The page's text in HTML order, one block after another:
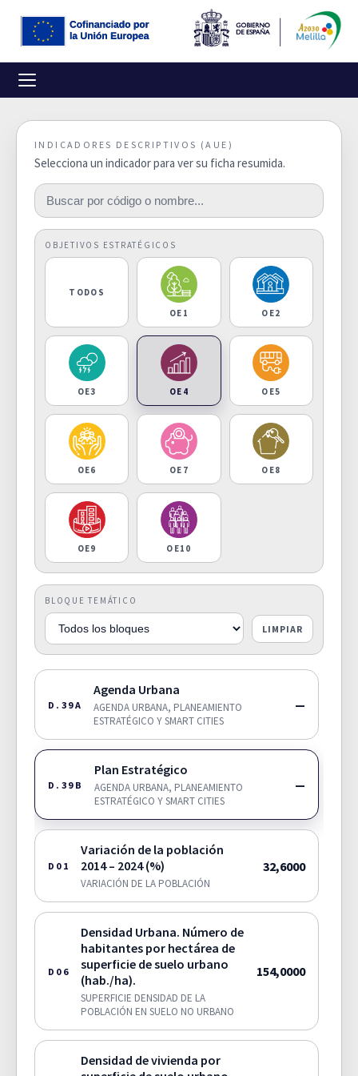
INDICADORES DESCRIPTIVOS (AUE)
Selecciona un indicador para ver su ficha resumida.
OBJETIVOS ESTRATÉGICOS
TODOS
OE1
OE2
OE3 OE4 OE5
OE6 OE7 OE8
OE9 OE10
BLOQUE TEMÁTICO
LIMPIAR
D.39A
Agenda Urbana
AGENDA URBANA, PLANEAMIENTO
ESTRATÉGICO Y SMART CITIES
—
D.39B
Plan Estratégico
AGENDA URBANA, PLANEAMIENTO
ESTRATÉGICO Y SMART CITIES
—
D01
Variación de la población
2014 – 2024 (%)
VARIACIÓN DE LA POBLACIÓN
32,6000
D06
Densidad Urbana. Número de
habitantes por hectárea de
superficie de suelo urbano
(hab./ha).
SUPERFICIE DENSIDAD DE LA
POBLACIÓN EN SUELO NO URBANO
154,0000
Densidad de vivienda por